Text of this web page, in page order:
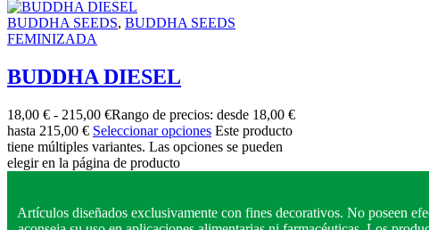
BUDDHA SEEDS, BUDDHA SEEDS
FEMINIZADA
BUDDHA DIESEL
18,00 € - 215,00 €Rango de precios: desde 18,00 €
hasta 215,00 € Seleccionar opciones Este producto
tiene múltiples variantes. Las opciones se pueden
elegir en la página de producto
Artículos diseñados exclusivamente con fines decorativos. No poseen